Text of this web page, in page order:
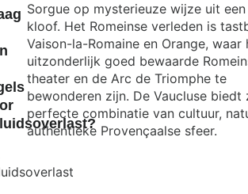
Sorgue op mysterieuze wijze uit
kloof. Het Romeinse verleden is
Vaison-la-Romaine en Orange, waar
uitzonderlijk goed bewaarde
theater en de Arc de Triomphe te
bewonderen zijn. De Vaucluse biedt
perfecte combinatie van cultuur,
authentieke Provençaalse sfeer.